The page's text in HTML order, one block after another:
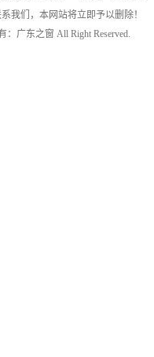
我们，本网站将立即予以删除！
：广东之窗 All Right Reserved.